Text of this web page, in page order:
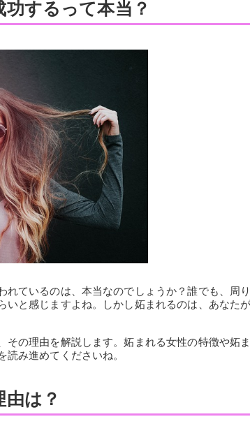
するって本当？
れているのは、本当なのでしょうか？誰でも、周
いと感じますよね。しかし妬まれるのは、あなた
その理由を解説します。妬まれる女性の特徴や妬
み進めてくださいね。
は？